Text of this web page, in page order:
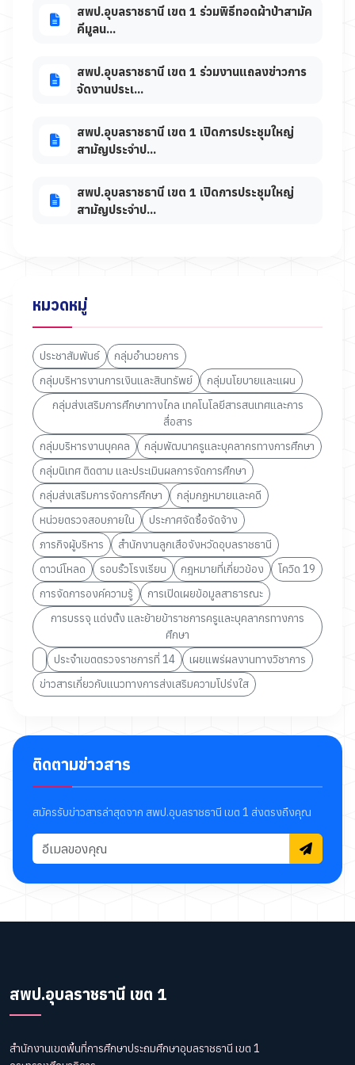
สพป.อุบลราชธานี เขต 1 ร่วมพิธีทอดผ้าป่าสามัค
คีมูลน...
สพป.อุบลราชธานี เขต 1 ร่วมงานแถลงข่าวการ
จัดงานประเ...
สพป.อุบลราชธานี เขต 1 เปิดการประชุมใหญ่
สามัญประจำป...
สพป.อุบลราชธานี เขต 1 เปิดการประชุมใหญ่
สามัญประจำป...
หมวดหมู่
ประชาสัมพันธ์
กลุ่มอำนวยการ
กลุ่มบริหารงานการเงินและสินทรัพย์
กลุ่มนโยบายและแผน
กลุ่มส่งเสริมการศึกษาทางไกล เทคโนโลยีสารสนเทศและการ
สื่อสาร
กลุ่มบริหารงานบุคคล
กลุ่มพัฒนาครูและบุคลากรทางการศึกษา
กลุ่มนิเทศ ติดตาม และประเมินผลการจัดการศึกษา
กลุ่มส่งเสริมการจัดการศึกษา
กลุ่มกฏหมายและคดี
หน่วยตรวจสอบภายใน
ประกาศจัดซื้อจัดจ้าง
ภารกิจผู้บริหาร
สำนักงานลูกเสือจังหวัดอุบลราชธานี
ดาวน์โหลด
รอบรั้วโรงเรียน กฎหมายที่เกี่ยวข้อง
โควิด 19
การจัดการองค์ความรู้
การเปิดเผยข้อมูลสาธารณะ
การบรรจุ แต่งตั้ง และย้ายข้าราชการครูและบุคลากรทางการ
ศึกษา
ประจำเขตตรวจราชการที่ 14
เผยแพร่ผลงานทางวิชาการ
ข่าวสารเกี่ยวกับแนวทางการส่งเสริมความโปร่งใส
ติดตามข่าวสาร
สมัครรับข่าวสารล่าสุดจาก สพป.อุบลราชธานี เขต 1 ส่งตรงถึงคุณ
สพป.อุบลราชธานี เขต 1
สำนักงานเขตพื้นที่การศึกษาประถมศึกษาอุบลราชธานี เขต 1